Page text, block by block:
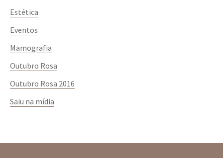
Estética
Eventos
Mamografia
Outubro Rosa
Outubro Rosa 2016
Saiu na mídia